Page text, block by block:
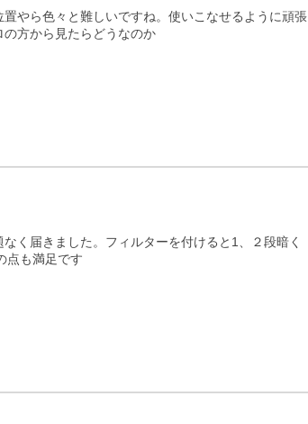
やら色々と難しいですね。使いこなせるように頑張
方から見たらどうなのか
く届きました。フィルターを付けると1、２段暗く
点も満足です